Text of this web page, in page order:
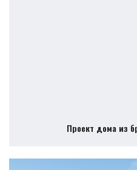
Проект дома из